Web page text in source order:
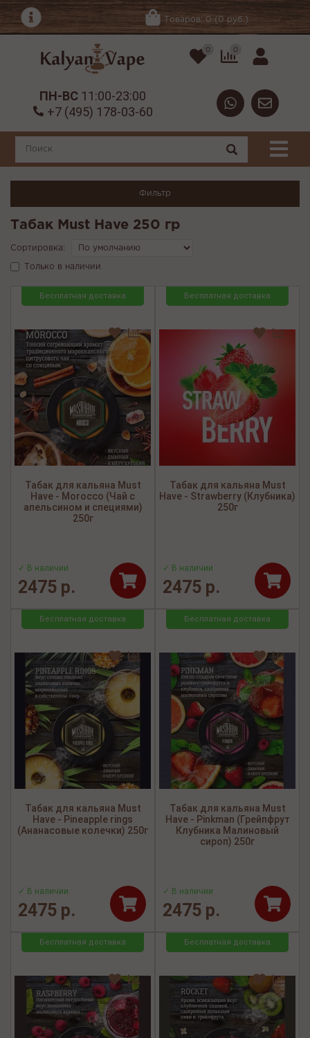
Товаров: 0 (0 руб.)
0 0
ПН-ВС 11:00-23:00
+7 (495) 178-03-60
Фильтр
Табак Must Have 250 гр
Сортировка:
Только в наличии
Бесплатная доставка
Табак для кальяна Must
Have - Morocco (Чай с
апельсином и специями)
250г
✓ В наличии
2475 р.
Бесплатная доставка
Табак для кальяна Must
Have - Strawberry (Клубника)
250г
✓ В наличии
2475 р.
Бесплатная доставка
Табак для кальяна Must
Have - Pineapple rings
(Ананасовые колечки) 250г
✓ В наличии
2475 р.
Бесплатная доставка
Табак для кальяна Must
Have - Pinkman (Грейпфрут
Клубника Малиновый
сироп) 250г
✓ В наличии
2475 р.
Бесплатная доставка Бесплатная доставка